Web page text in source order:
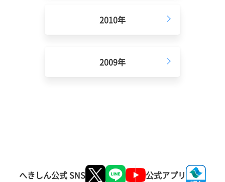
2010年
2009年
へきしん公式 SNS 公式アプリ